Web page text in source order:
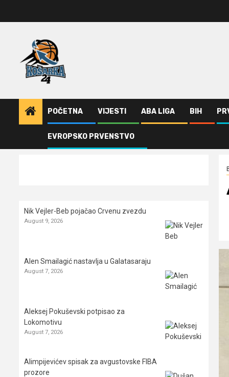
POČETNA VIJESTI ABA LIGA BIH
EVROPSKO PRVENSTVO
BiH Anđela Demirović potpisala za Celje
Nik Vejler-Beb pojačao Crvenu zvezdu
August 9, 2026
Alen Smailagić nastavlja u Galatasaraju
August 7, 2026
Aleksej Pokuševski potpisao za
Lokomotivu
August 7, 2026
Alimpijevićev spisak za avgustovske FIBA
prozore